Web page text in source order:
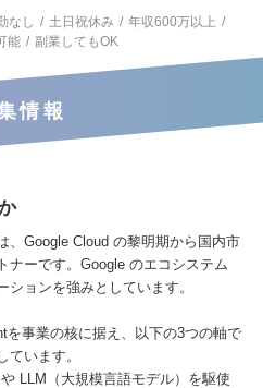
なし 土日祝休み
年収600万以上
能 副業してもOK
情報
、Google Cloud の黎明期から国内市
ナーです。Google のエコシステム
ョンを強みとしています。
事業の核に据え、以下の3つの軸で
ています。
LLM（大規模言語モデル）を駆使